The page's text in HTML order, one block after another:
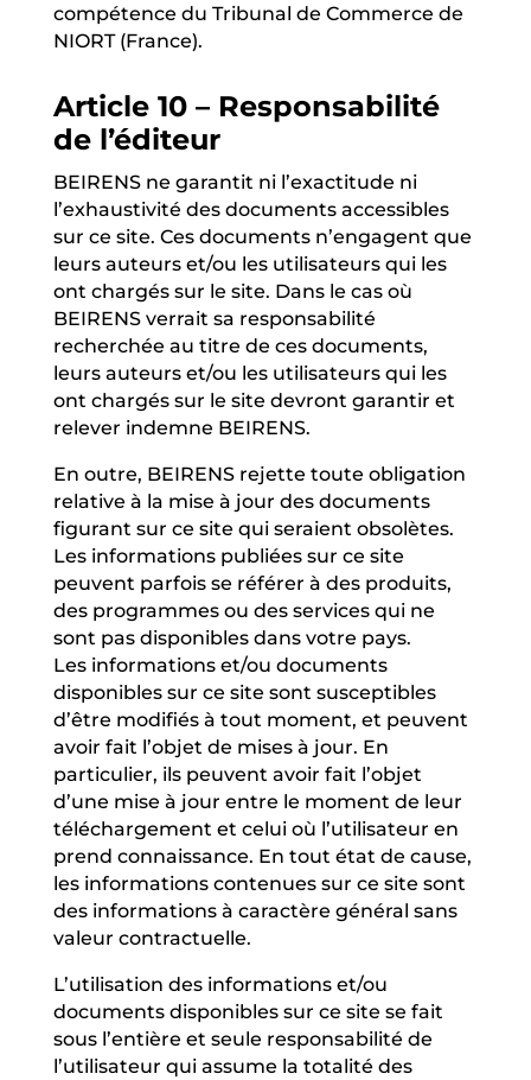
compétence du Tribunal de Commerce de
NIORT (France).
Article 10 – Responsabilité
de l’éditeur
BEIRENS ne garantit ni l’exactitude ni
l’exhaustivité des documents accessibles
sur ce site. Ces documents n’engagent que
leurs auteurs et/ou les utilisateurs qui les
ont chargés sur le site. Dans le cas où
BEIRENS verrait sa responsabilité
recherchée au titre de ces documents,
leurs auteurs et/ou les utilisateurs qui les
ont chargés sur le site devront garantir et
relever indemne BEIRENS.
En outre, BEIRENS rejette toute obligation
relative à la mise à jour des documents
figurant sur ce site qui seraient obsolètes.
Les informations publiées sur ce site
peuvent parfois se référer à des produits,
des programmes ou des services qui ne
sont pas disponibles dans votre pays.
Les informations et/ou documents
disponibles sur ce site sont susceptibles
d’être modifiés à tout moment, et peuvent
avoir fait l’objet de mises à jour. En
particulier, ils peuvent avoir fait l’objet
d’une mise à jour entre le moment de leur
téléchargement et celui où l’utilisateur en
prend connaissance. En tout état de cause,
les informations contenues sur ce site sont
des informations à caractère général sans
valeur contractuelle.
L’utilisation des informations et/ou
documents disponibles sur ce site se fait
sous l’entière et seule responsabilité de
l’utilisateur qui assume la totalité des